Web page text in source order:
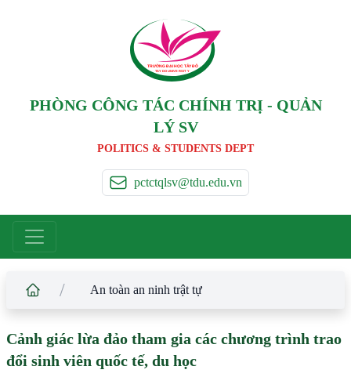
TRƯỜNG ĐẠI HỌC TÂY ĐÔ
TAY DO UNIVERSIT Y
PHÒNG CÔNG TÁC CHÍNH TRỊ - QUẢN
LÝ SV
POLITICS & STUDENTS DEPT
pctctqlsv@tdu.edu.vn
/ An toàn an ninh trật tự
Cảnh giác lừa đảo tham gia các chương trình trao
đổi sinh viên quốc tế, du học